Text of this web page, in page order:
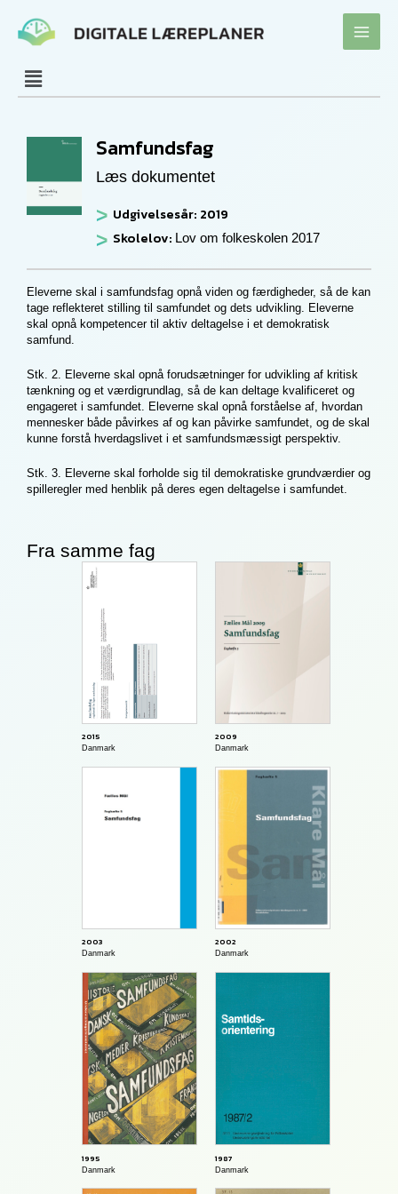
Fra samme fag
2015
Danmark
2009
Danmark
2003
Danmark
2002
Danmark
1995
Danmark
1987
Danmark
Samfundsfag
Læs dokumentet
Udgivelsesår: 2019
Skolelov: Lov om folkeskolen 2017
Eleverne skal i samfundsfag opnå viden og færdigheder, så de kan
tage reflekteret stilling til samfundet og dets udvikling. Eleverne
skal opnå kompetencer til aktiv deltagelse i et demokratisk
samfund.
Stk. 2. Eleverne skal opnå forudsætninger for udvikling af kritisk
tænkning og et værdigrundlag, så de kan deltage kvalificeret og
engageret i samfundet. Eleverne skal opnå forståelse af, hvordan
mennesker både påvirkes af og kan påvirke samfundet, og de skal
kunne forstå hverdagslivet i et samfundsmæssigt perspektiv.
Stk. 3. Eleverne skal forholde sig til demokratiske grundværdier og
spilleregler med henblik på deres egen deltagelse i samfundet.